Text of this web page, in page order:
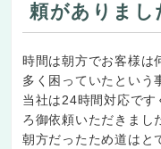
頼がありまし
時間は朝方でお客様は
多く困っていたという
当社は24時間対応です
ろ御依頼いただきまし
朝方だったため道はと